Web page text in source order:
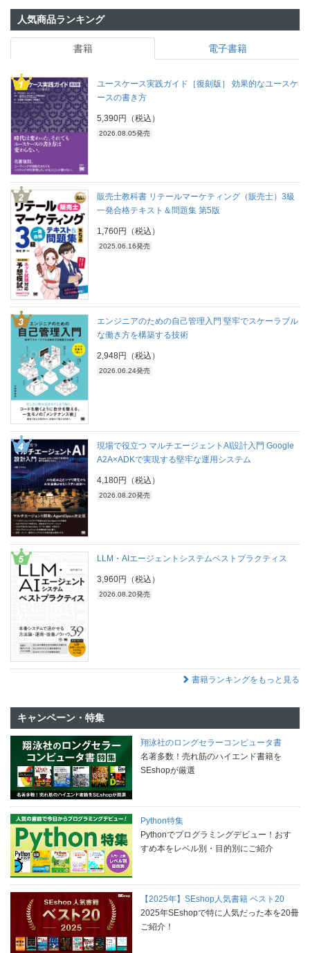
人気商品ランキング
書籍 電子書籍
ユースケース実践ガイド［復刻版］ 効果的なユースケ
ースの書き方
5,390円（税込）
2026.08.05発売
販売士教科書 リテールマーケティング（販売士）3級
一発合格テキスト＆問題集 第5版
1,760円（税込）
2025.06.16発売
エンジニアのための自己管理入門 堅牢でスケーラブル
な働き方を構築する技術
2,948円（税込）
2026.06.24発売
現場で役立つ マルチエージェントAI設計入門 Google
A2A×ADKで実現する堅牢な運用システム
4,180円（税込）
2026.08.20発売
LLM・AIエージェントシステムベストプラクティス
3,960円（税込）
2026.08.20発売
書籍ランキングをもっと見る
キャンペーン・特集
翔泳社のロングセラーコンピュータ書
名著多数！売れ筋のハイエンド書籍を
SEshopが厳選
Python特集
Pythonでプログラミングデビュー！おす
すめ本をレベル別・目的別にご紹介
【2025年】SEshop人気書籍 ベスト20
2025年SEshopで特に人気だった本を20冊
ご紹介！